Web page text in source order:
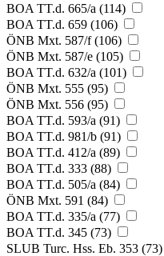
BOA TT.d. 665/a (114)
BOA TT.d. 659 (106)
ÖNB Mxt. 587/f (106)
ÖNB Mxt. 587/e (105)
BOA TT.d. 632/a (101)
ÖNB Mxt. 555 (95)
ÖNB Mxt. 556 (95)
BOA TT.d. 593/a (91)
BOA TT.d. 981/b (91)
BOA TT.d. 412/a (89)
BOA TT.d. 333 (88)
BOA TT.d. 505/a (84)
ÖNB Mxt. 591 (84)
BOA TT.d. 335/a (77)
BOA TT.d. 345 (73)
SLUB Turc. Hss. Eb. 353 (73)